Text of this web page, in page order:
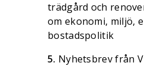
trädgård och
om ekonomi, miljö,
bostadspolitik
5. Nyhetsbrev från